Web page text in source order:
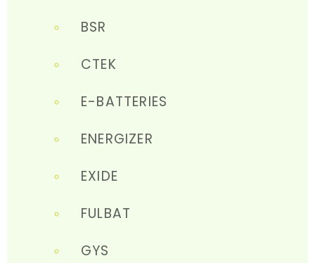
BSR
CTEK
E-BATTERIES
ENERGIZER
EXIDE
FULBAT
GYS